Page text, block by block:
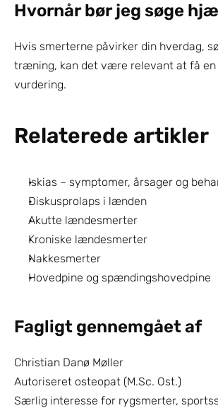
Hvornår bør jeg søge
Hvis smerterne påvirker din hverdag,
træning, kan det være relevant at få en
vurdering.
Relaterede artikler
Iskias – symptomer, årsager og
Diskusprolaps i lænden
Akutte lændesmerter
Kroniske lændesmerter
Nakkesmerter
Hovedpine og spændingshovedpine
Fagligt gennemgået af
Christian Danø Møller
Autoriseret osteopat (M.Sc. Ost.)
Særlig interesse for rygsmerter,